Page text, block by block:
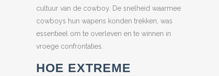
cultuur van de cowboy. De snelheid waarmee
cowboys hun wapens konden trekken, was
essentieel om te overleven en te winnen in
vroege confrontaties.
HOE EXTREME